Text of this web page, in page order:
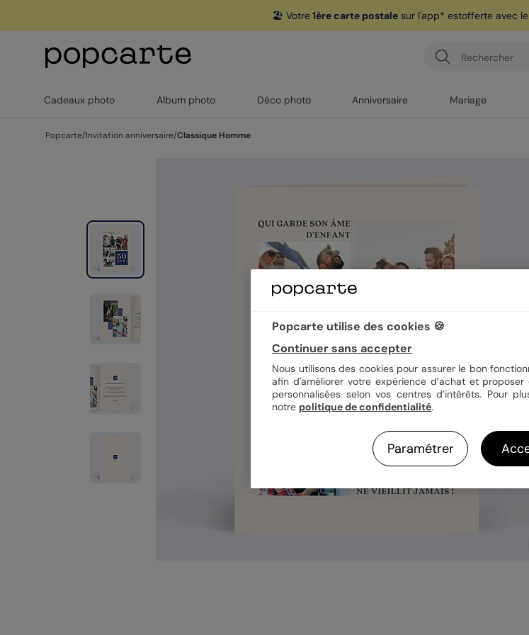
🏖️ Votre1ère carte postalesur l'app* estofferte avec
Cadeaux photo Album photo Déco photo Anniversaire Mariage
Popcarte/Invitation anniversaire/Classique Homme
Popcarte utilise des cookies 🍪
Continuer sans accepter
Nous utilisons des cookies pour assurer le bon
afin d'améliorer votre expérience d’achat et
personnalisées selon vos centres d’intérêts. Pour
notre politique de confidentialité.
Paramétrer